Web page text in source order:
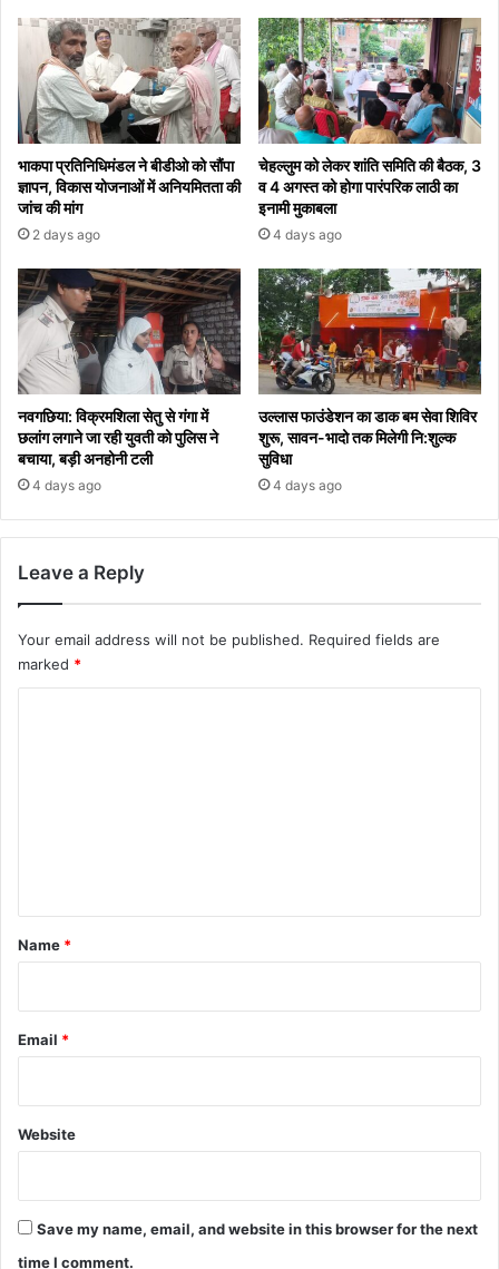
भाकपा प्रतिनिधिमंडल ने बीडीओ को सौंपा
ज्ञापन, विकास योजनाओं में अनियमितता की
जांच की मांग
2 days ago
चेहल्लुम को लेकर शांति समिति की बैठक, 3
व 4 अगस्त को होगा पारंपरिक लाठी का
इनामी मुकाबला
4 days ago
नवगछिया: विक्रमशिला सेतु से गंगा में
छलांग लगाने जा रही युवती को पुलिस ने
बचाया, बड़ी अनहोनी टली
4 days ago
उल्लास फाउंडेशन का डाक बम सेवा शिविर
शुरू, सावन-भादो तक मिलेगी नि:शुल्क
सुविधा
4 days ago
Leave a Reply
Your email address will not be published. Required fields are
marked *
*
Name *
Email *
Website
Save my name, email, and website in this browser for the next
time I comment.